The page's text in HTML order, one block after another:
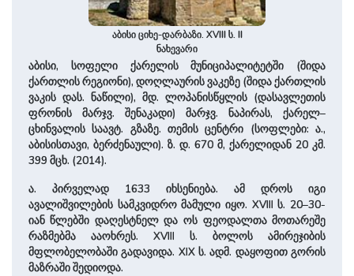
აბისი ციხე-დარბაზი. XVIII ს. II
ნახევარი
აბისი, სოფელი ქარელის მუნიციპალიტეტში (შიდა
ქართლის რეგიონი), დოღლაურის ვაკეზე (შიდა ქართლის
ვაკის დას. ნაწილი), მდ. ლოპანისწყლის (დასავლეთის
ფრონის მარჯვ. შენაკადი) მარჯვ. ნაპირას, ქარელ–
ცხინვალის საავტ. გზაზე. თემის ცენტრი (სოფლები: ა.,
აბისისთავი, ბერძენაული). ზ. დ. 670 მ, ქარელიდან 20 კმ.
399 მცხ. (2014).
ა. პირველად 1633 იხსენიება. ამ დროს იგი
ავალიშვილების სამკვიდრო მამული იყო. XVIII ს. 20–30-
იან წლებში დაღესტნელ და ოს ფეოდალთა მოთარეშე
რაზმებმა ააოხრეს. XVIII ს. ბოლოს ამირეჯიბის
მფლობელობაში გადავიდა. XIX ს. ადმ. დაყოფით გორის
მაზრაში შედიოდა.